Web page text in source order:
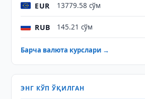
EUR 13779.58 сўм
RUB 145.21 сўм
Барча валюта курслари →
ЭНГ КЎП ЎҚИЛГАН